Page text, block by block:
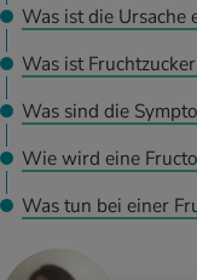
BMI berechnen
Personal
Personal
Mund- &
Was ist die Ursache
Was ist
Was sind die
Wie wird eine
Was tun bei einer